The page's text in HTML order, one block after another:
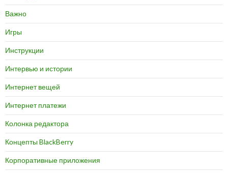
Важно
Игры
Инструкции
Интервью и истории
Интернет вещей
Интернет платежи
Колонка редактора
Концепты BlackBerry
Корпоративные приложения